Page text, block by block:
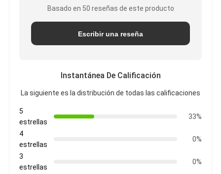
Basado en 50 reseñas de este producto
Escribir una reseña
Instantánea De Calificación
La siguiente es la distribución de todas las calificaciones
5
estrellas
33%
4
estrellas
0%
3
estrellas
0%